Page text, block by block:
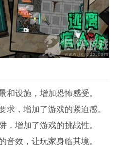
和设施，增加恐怖感受。
，增加了游戏的紧迫感。
，增加了游戏的挑战性。
音效，让玩家身临其境。